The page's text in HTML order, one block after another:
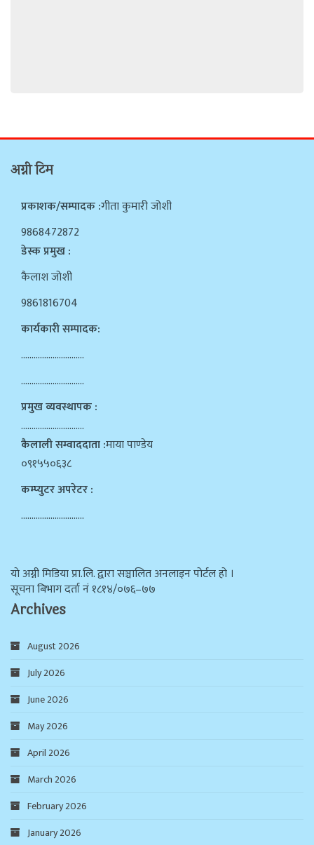
अग्नी टिम
प्रकाशक/सम्पादक :गीता कुमारी जोशी
9868472872
डेस्क प्रमुख :
कैलाश जोशी
9861816704
कार्यकारी सम्पादक:
…………………………
…………………………
प्रमुख व्यवस्थापक :
…………………………
कैलाली सम्वाददाता :माया पाण्डेय
०९१५५०६३८
कम्प्युटर अपरेटर :
…………………………
याे अग्नी मिडिया प्रा.लि. द्वारा सञ्चालित अनलाइन पोर्टल हो ।
सूचना बिभाग दर्ता न‌ं १८१४/०७६–७७
Archives
August 2026
July 2026
June 2026
May 2026
April 2026
March 2026
February 2026
January 2026